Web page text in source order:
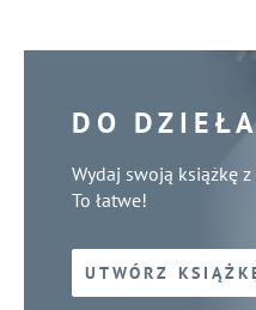
DO
Wydaj swoją książkę
To łatwe!
UTWÓRZ